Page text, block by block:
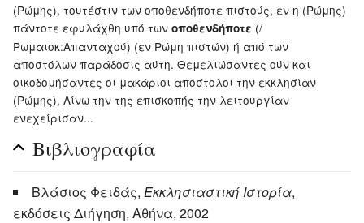
(Ρώμης), τουτέστιν των οποθενδήποτε πιστούς, εν η (Ρώμης)
πάντοτε εφυλάχθη υπό των οποθενδήποτε (/
Ρωμαιοκ:Απανταχού) (εν Ρώμη πιστών) ή από των
αποστόλων παράδοσις αύτη. Θεμελιώσαντες ούν και
οικοδομήσαντες οι μακάριοι απόστολοι την εκκλησίαν
(Ρώμης), Λίνω την της επισκοπής την λειτουργίαν
ενεχείρισαν...
Βιβλιογραφία
Βλάσιος Φειδάς, Εκκλησιαστική Ιστορία,
εκδόσεις Διήγηση, Αθήνα, 2002